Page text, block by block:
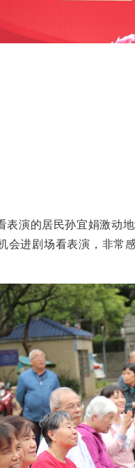
表演的居民孙宜娟激动
会进剧场看表演，非常